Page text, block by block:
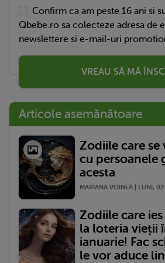
Confirm ca am peste 16 ani si
Qbebe.ro sa colecteze adresa de
newslettere si e-mail-uri
VREAU SĂ MĂ
Articole asemănătoare
Zodiile care se
cu persoanele
acesta
MARIANA VOINEA | LUNI,
Zodiile care
la loteria vieții
ianuarie! Fac
le vor aduce